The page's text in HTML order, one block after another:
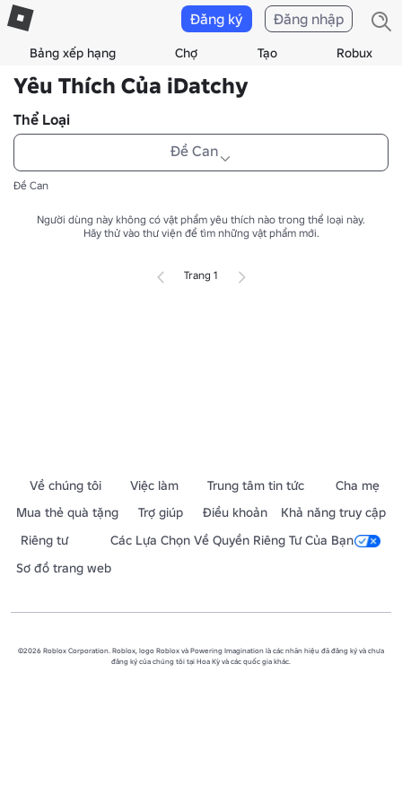
Bảng xếp hạng Chợ Tạo Robux
Đăng ký Đăng nhập
Yêu Thích Của iDatchy
Thể Loại
Đề Can
Đề Can
Người dùng này không có vật phẩm yêu thích nào trong thể loại này.
Hãy thử vào thư viện để tìm những vật phẩm mới.
Trang 1
Về chúng tôi Việc làm Trung tâm tin tức
Cha mẹ
Mua thẻ quà tặng
Trợ giúp Điều khoản
Khả năng truy cập
Riêng tư
Các Lựa Chọn Về Quyền Riêng Tư Của Bạn
Sơ đồ trang web
©2026 Roblox Corporation. Roblox, logo Roblox và Powering Imagination là các nhãn hiệu đã đăng ký và chưa
đăng ký của chúng tôi tại Hoa Kỳ và các quốc gia khác.